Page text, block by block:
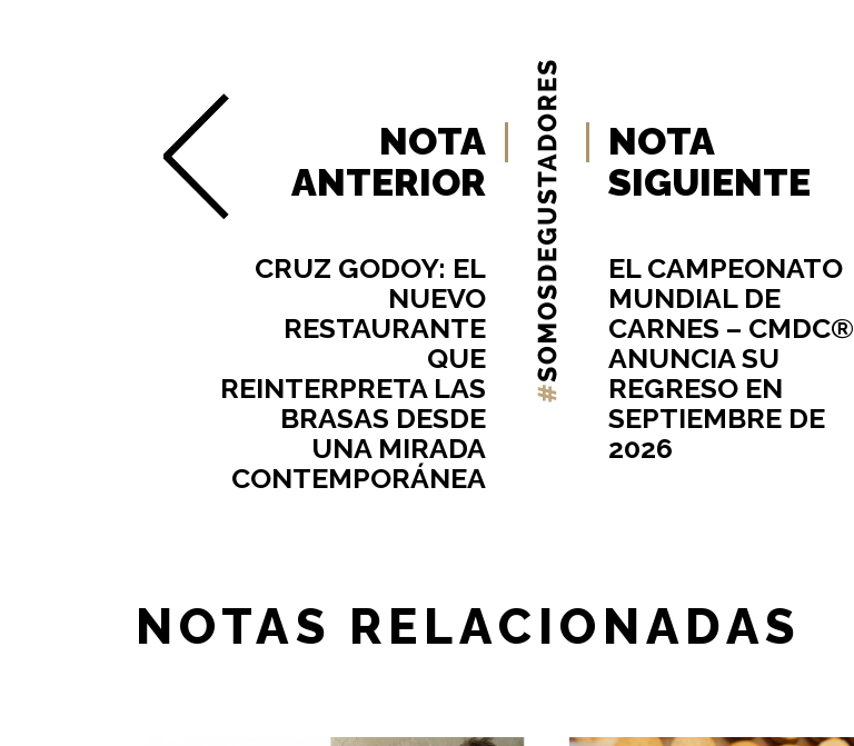
NOTA
ANTERIOR
CRUZ GODOY: EL
NUEVO
RESTAURANTE
QUE
REINTERPRETA LAS
BRASAS DESDE
UNA MIRADA
CONTEMPORÁNEA
NOTA
SIGUIENTE
EL CAMPEONATO
MUNDIAL DE
CARNES – CMDC®
ANUNCIA SU
REGRESO EN
SEPTIEMBRE DE
2026
NOTAS RELACIONADAS